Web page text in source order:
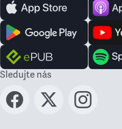
Sledujte nás